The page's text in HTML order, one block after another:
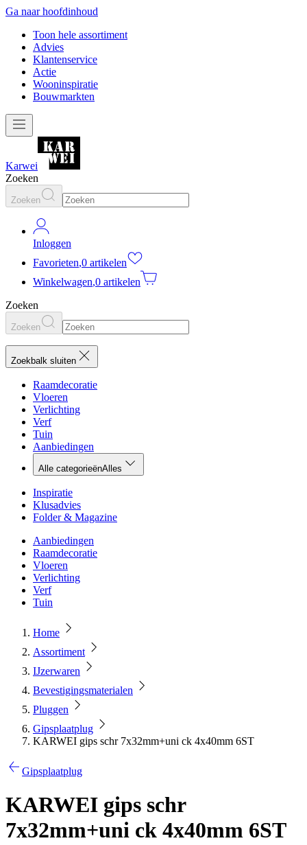
Ga naar hoofdinhoud
Toon hele assortiment
Advies
Klantenservice
Actie
Wooninspiratie
Bouwmarkten
Karwei
Zoeken
Zoeken
Inloggen
Favorieten,0 artikelen
Winkelwagen,0 artikelen
Zoeken
Zoeken
Zoekbalk sluiten
Raamdecoratie
Vloeren
Verlichting
Verf
Tuin
Aanbiedingen
Alle categorieënAlles
Inspiratie
Klusadvies
Folder & Magazine
Aanbiedingen
Raamdecoratie
Vloeren
Verlichting
Verf
Tuin
Home
Assortiment
IJzerwaren
Bevestigingsmaterialen
Pluggen
Gipsplaatplug
KARWEI gips schr 7x32mm+uni ck 4x40mm 6ST
Gipsplaatplug
KARWEI gips schr
7x32mm+uni ck 4x40mm 6ST